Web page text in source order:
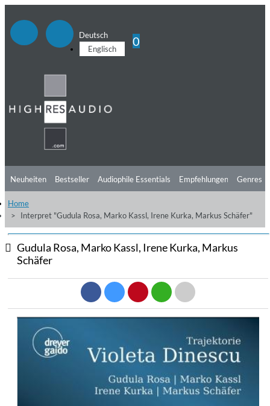
Deutsch
Englisch
0
Neuheiten Bestseller Audiophile Essentials Empfehlungen
Hörtipps
Videos
Genres
Home
Interpret "Gudula Rosa, Marko Kassl, Irene Kurka, Markus Schäfer"
Gudula Rosa, Marko Kassl, Irene Kurka, Markus
Schäfer